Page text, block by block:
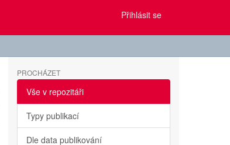
Přihlásit se
PROCHÁZET
Vše v repozitáři
Typy publikací
Dle data publikování